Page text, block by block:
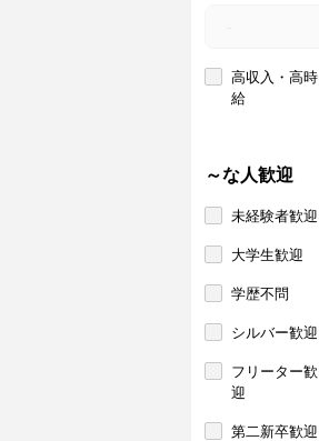
高収入・高時
給
～な人歓迎
未経験者歓迎
大学生歓迎
学歴不問
シルバー歓迎
フリーター歓
迎
第二新卒歓迎